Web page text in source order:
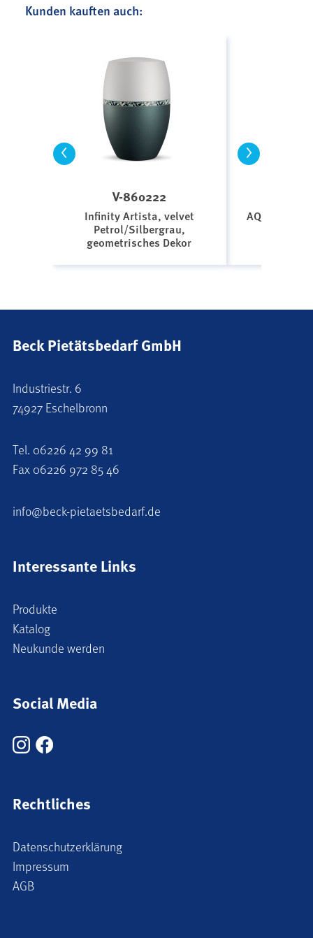
Kunden kauften auch:
<
V-860222
Infinity Artista, velvet
Petrol/Silbergrau,
geometrisches Dekor
AQUA PURE
>
Beck Pietätsbedarf GmbH
Industriestr. 6
74927 Eschelbronn
Tel. 06226 42 99 81
Fax 06226 972 85 46
info@beck-pietaetsbedarf.de
Interessante Links
Produkte
Katalog
Neukunde werden
Social Media
Rechtliches
Datenschutzerklärung
Impressum
AGB